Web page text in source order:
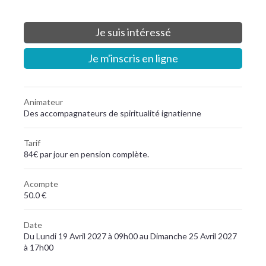
Je suis intéressé
Je m'inscris en ligne
Animateur
Des accompagnateurs de spiritualité ignatienne
Tarif
84€ par jour en pension complète.
Acompte
50.0 €
Date
Du Lundi 19 Avril 2027 à 09h00 au Dimanche 25 Avril 2027
à 17h00